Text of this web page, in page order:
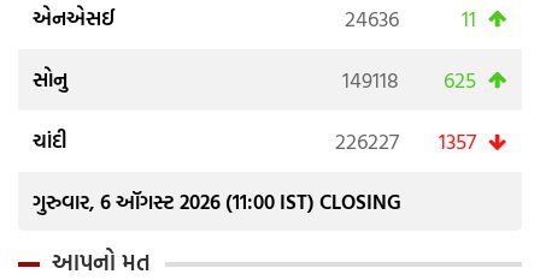
એનએસઈ 24636 11
સોનુ 149118 625
ચાંદી 226227 1357
ગુરુવાર, 6 ઑગસ્ટ 2026 (11:00 IST) CLOSING
આપનો મત